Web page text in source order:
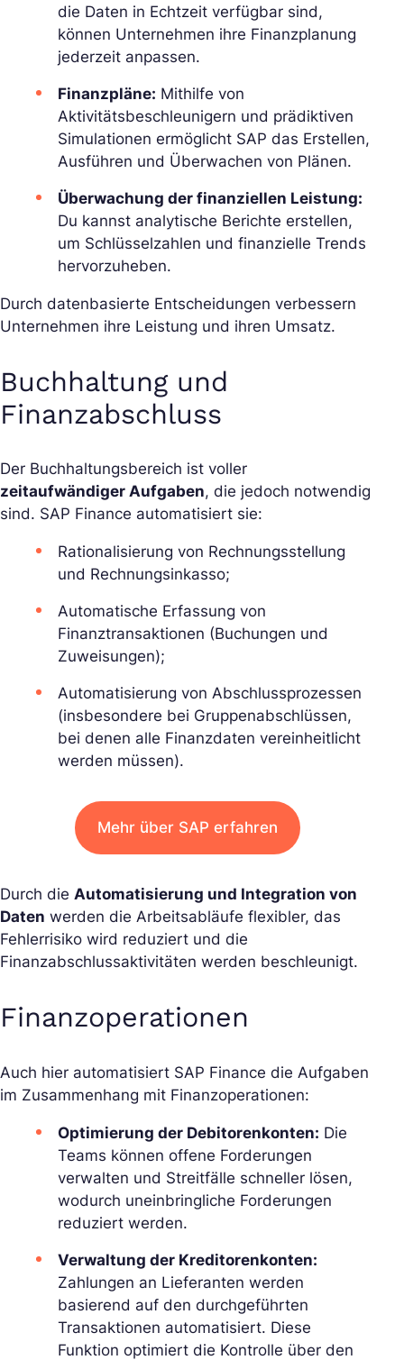
die Daten in Echtzeit verfügbar sind,
können Unternehmen ihre Finanzplanung
jederzeit anpassen.
Finanzpläne: Mithilfe von
Aktivitätsbeschleunigern und prädiktiven
Simulationen ermöglicht SAP das Erstellen,
Ausführen und Überwachen von Plänen.
Überwachung der finanziellen Leistung:
Du kannst analytische Berichte erstellen,
um Schlüsselzahlen und finanzielle Trends
hervorzuheben.
Durch datenbasierte Entscheidungen verbessern
Unternehmen ihre Leistung und ihren Umsatz.
Buchhaltung und
Finanzabschluss
Der Buchhaltungsbereich ist voller
zeitaufwändiger Aufgaben, die jedoch notwendig
sind. SAP Finance automatisiert sie:
Rationalisierung von Rechnungsstellung
und Rechnungsinkasso;
Automatische Erfassung von
Finanztransaktionen (Buchungen und
Zuweisungen);
Automatisierung von Abschlussprozessen
(insbesondere bei Gruppenabschlüssen,
bei denen alle Finanzdaten vereinheitlicht
werden müssen).
Mehr über SAP erfahren
Durch die Automatisierung und Integration von
Daten werden die Arbeitsabläufe flexibler, das
Fehlerrisiko wird reduziert und die
Finanzabschlussaktivitäten werden beschleunigt.
Finanzoperationen
Auch hier automatisiert SAP Finance die Aufgaben
im Zusammenhang mit Finanzoperationen:
Optimierung der Debitorenkonten: Die
Teams können offene Forderungen
verwalten und Streitfälle schneller lösen,
wodurch uneinbringliche Forderungen
reduziert werden.
Verwaltung der Kreditorenkonten:
Zahlungen an Lieferanten werden
basierend auf den durchgeführten
Transaktionen automatisiert. Diese
Funktion optimiert die Kontrolle über den